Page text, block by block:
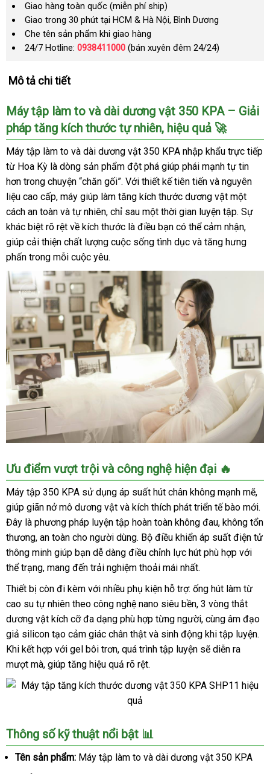
Giao hàng toàn quốc (miễn phí ship)
Giao trong 30 phút tại HCM & Hà Nội, Bình Dương
Che tên sản phẩm khi giao hàng
24/7 Hotline: 0938411000 (bán xuyên đêm 24/24)
Mô tả chi tiết
Máy tập làm to và dài dương vật 350 KPA – Giải
pháp tăng kích thước tự nhiên, hiệu quả 🚀
Máy tập làm to và dài dương vật 350 KPA nhập khẩu trực tiếp
từ Hoa Kỳ là dòng sản phẩm đột phá giúp phái mạnh tự tin
hơn trong chuyện “chăn gối”. Với thiết kế tiên tiến và nguyên
liệu cao cấp, máy giúp làm tăng kích thước dương vật một
cách an toàn và tự nhiên, chỉ sau một thời gian luyện tập. Sự
khác biệt rõ rệt về kích thước là điều bạn có thể cảm nhận,
giúp cải thiện chất lượng cuộc sống tình dục và tăng hưng
phấn trong mỗi cuộc yêu.
Máy
tập
tăng
kích
thước
dương
vật
350
KPA
hiệu
quả
Ưu điểm vượt trội và công nghệ hiện đại 🔥
Máy tập 350 KPA sử dụng áp suất hút chân không mạnh mẽ,
giúp giãn nở mô dương vật và kích thích phát triển tế bào mới.
Đây là phương pháp luyện tập hoàn toàn không đau, không tổn
thương, an toàn cho người dùng. Bộ điều khiển áp suất điện tử
thông minh giúp bạn dễ dàng điều chỉnh lực hút phù hợp với
thể trạng, mang đến trải nghiệm thoải mái nhất.
Thiết bị còn đi kèm với nhiều phụ kiện hỗ trợ: ống hút làm từ
cao su tự nhiên theo công nghệ nano siêu bền, 3 vòng thắt
dương vật kích cỡ đa dạng phù hợp từng người, cùng âm đạo
giả silicon tạo cảm giác chân thật và sinh động khi tập luyện.
Khi kết hợp với gel bôi trơn, quá trình tập luyện sẽ diễn ra
mượt mà, giúp tăng hiệu quả rõ rệt.
Máy
tập
tăng
Thông số kỹ thuật nổi bật 📊
Tên sản phẩm: Máy tập làm to và dài dương vật 350 KPA